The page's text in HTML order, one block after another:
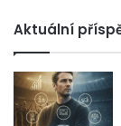
Aktuální